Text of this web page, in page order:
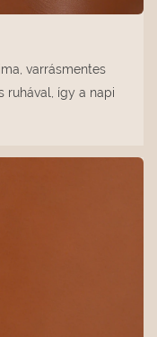
varrásmentes
ruhával, így a napi